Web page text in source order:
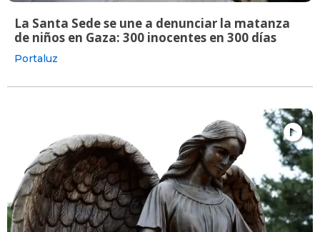
La Santa Sede se une a denunciar la matanza
de niños en Gaza: 300 inocentes en 300 días
Portaluz